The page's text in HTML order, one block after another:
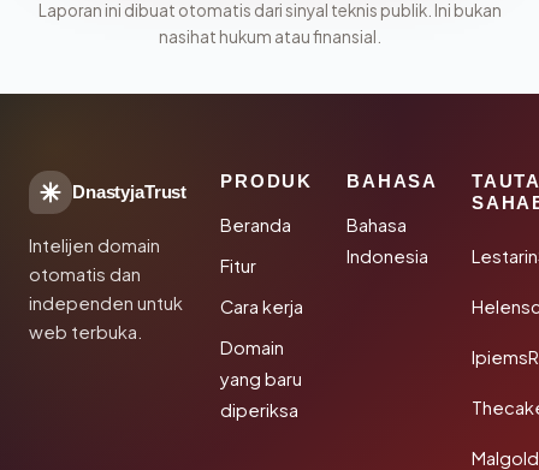
Laporan ini dibuat otomatis dari sinyal teknis publik. Ini bukan
nasihat hukum atau finansial.
DnastyjaTrust
Intelijen domain
otomatis dan
independen untuk
web terbuka.
PRODUK
Beranda
Fitur
Cara kerja
Domain
yang baru
diperiksa
BAHASA
Bahasa
Indonesia